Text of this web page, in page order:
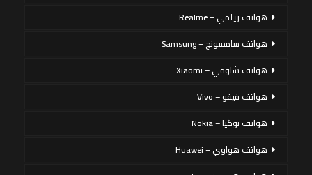
هواتف ريلمي – Realme
هواتف سامسونج – Samsung
هواتف شاومي – Xiaomi
هواتف فيفو – Vivo
هواتف نوكيا – Nokia
هواتف هواوي – Huawei